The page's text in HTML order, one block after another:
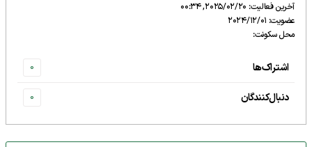
آخرین فعالیت: 2025/02/20, 00:34
عضویت: 2024/12/01
محل سکونت:
اشتراک‌ها 0
دنبال‌کنندگان 0